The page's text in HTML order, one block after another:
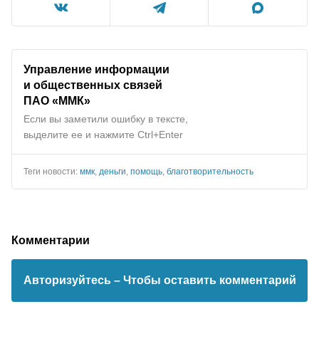
Управление информации
и общественных связей
ПАО «ММК»
Если вы заметили ошибку в тексте,
выделите ее и нажмите Ctrl+Enter
Теги новости: ммк деньги помощь благотворительность
Комментарии
Авторизуйтесь – Чтобы оставить комментарий